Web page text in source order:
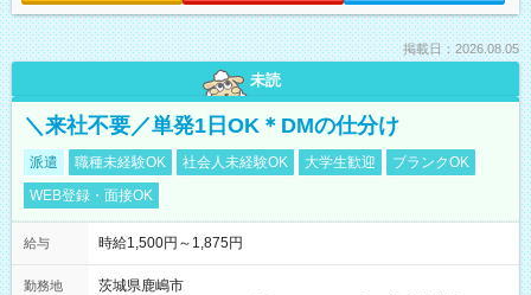
掲載日：2026.08.05
未読
＼来社不要／単発1日OK＊DMの仕分け
派遣 職種未経験OK 社会人未経験OK 大学生歓迎
ブランクOK
WEB登録・面接OK
給与 時給1,500円～1,875円
勤務地
茨城県鹿嶋市